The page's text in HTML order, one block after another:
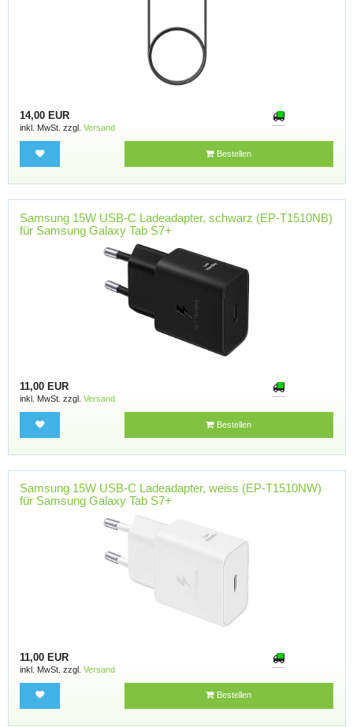
14,00 EUR
inkl. MwSt. zzgl. Versand
Bestellen
Samsung 15W USB-C Ladeadapter, schwarz (EP-T1510NB)
für Samsung Galaxy Tab S7+
11,00 EUR
inkl. MwSt. zzgl. Versand
Bestellen
Samsung 15W USB-C Ladeadapter, weiss (EP-T1510NW)
für Samsung Galaxy Tab S7+
11,00 EUR
inkl. MwSt. zzgl. Versand
Bestellen